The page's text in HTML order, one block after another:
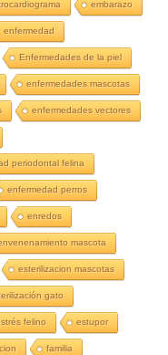
embarazo
enfermedad
Enfermedades de la piel
enfermedades mascotas
enfermedades vectores
periodontal felina
enfermedad perros
enredos
mascota
esterilizacion mascotas
gato
felino estupor
familia